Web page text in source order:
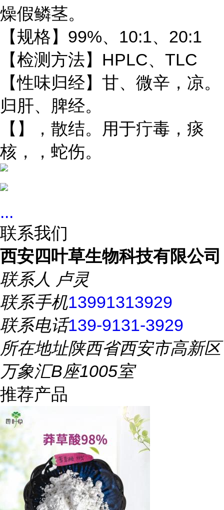
燥假鳞茎。
【规格】 99%、 10:1、 20:1
【检测方法】 HPLC、 TLC
【性味归经】甘、微辛，凉。
归肝、脾经。
【】
，散结。用于疔毒， 痰
核，，蛇伤。
...
联系我们
西安四叶草生物科技有限公司
联系人 卢灵
联系手机13991313929
联系电话139-9131-3929
所在地址陕西省西安市高新区
万象汇B座1005室
推荐产品